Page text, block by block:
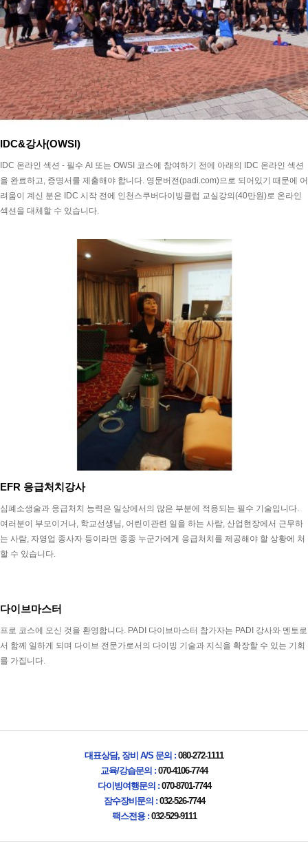
IDC&강사(OWSI)
IDC 온라인 섹션 - 필수 AI 또는 OWSI 코스에 참여하기 전에 아래의 IDC 온라인 섹션
을 완료하고, 증명서를 제출해야 합니다. 영문버전(padi.com)으로 되어있기 때문에 어
려움이 계신 분은 IDC 시작 전에 인천스쿠버다이빙클럽 교실강의(40만원)로 온라인
섹션을 대체할 수 있습니다.
EFR 응급처치강사
심폐소생술과 응급처치 능력은 일상에서의 많은 부분에 적용되는 필수 기술입니다.
여러분이 부모이거나, 학교선생님, 어린이관련 일을 하는 사람, 산업현장에서 근무하
는 사람, 자영업 종사자 등이라면 종종 누군가에게 응급처치를 제공해야 할 상황에 처
할 수 있습니다.
다이브마스터
프로 코스에 오신 것을 환영합니다. PADI 다이브마스터 참가자는 PADI 강사와 멘토로
서 함께 일하게 되며 다이브 전문가로서의 다이빙 기술과 지식을 확장할 수 있는 기회
를 가집니다.
대표상담, 장비 A/S 문의 : 080-272-1111
교육/강습문의 : 070-4106-7744
다이빙여행문의 :070-8701-7744
잠수장비문의 :032-526-7744
팩스전용 :032-529-9111